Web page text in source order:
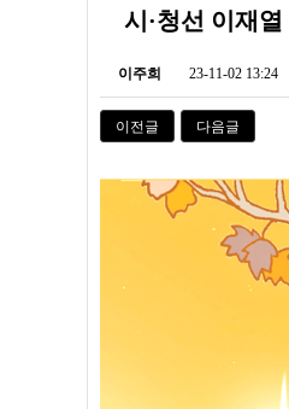
시·청선 이재
이주희 23-11-02 13:24
이전글 다음글